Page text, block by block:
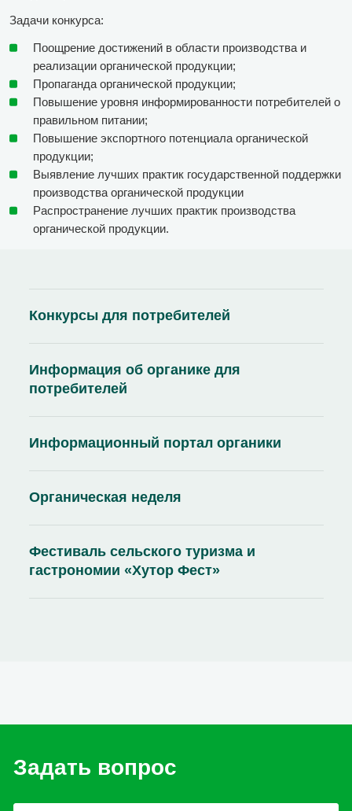
Задачи конкурса:
Поощрение достижений в области производства и
реализации органической продукции;
Пропаганда органической продукции;
Повышение уровня информированности потребителей о
правильном питании;
Повышение экспортного потенциала органической
продукции;
Выявление лучших практик государственной поддержки
производства органической продукции
Распространение лучших практик производства
органической продукции.
Конкурсы для потребителей
Информация об органике для
потребителей
Информационный портал органики
Органическая неделя
Фестиваль сельского туризма и
гастрономии «Хутор Фест»
Задать вопрос